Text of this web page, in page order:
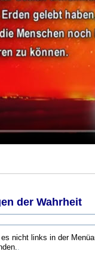
der Wahrheit
nicht links in der
.